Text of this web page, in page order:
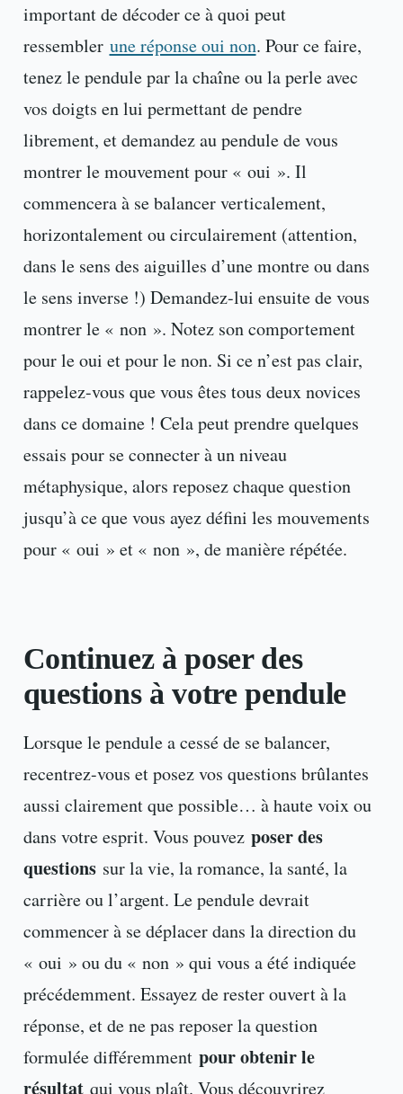
important de décoder ce à quoi peut
ressembler une réponse oui non. Pour ce faire,
tenez le pendule par la chaîne ou la perle avec
vos doigts en lui permettant de pendre
librement, et demandez au pendule de vous
montrer le mouvement pour « oui ». Il
commencera à se balancer verticalement,
horizontalement ou circulairement (attention,
dans le sens des aiguilles d’une montre ou dans
le sens inverse !) Demandez-lui ensuite de vous
montrer le « non ». Notez son comportement
pour le oui et pour le non. Si ce n’est pas clair,
rappelez-vous que vous êtes tous deux novices
dans ce domaine ! Cela peut prendre quelques
essais pour se connecter à un niveau
métaphysique, alors reposez chaque question
jusqu’à ce que vous ayez défini les mouvements
pour « oui » et « non », de manière répétée.
Continuez à poser des
questions à votre pendule
Lorsque le pendule a cessé de se balancer,
recentrez-vous et posez vos questions brûlantes
aussi clairement que possible… à haute voix ou
dans votre esprit. Vous pouvez poser des
questionssur la vie, la romance, la santé, la
carrière ou l’argent. Le pendule devrait
commencer à se déplacer dans la direction du
« oui » ou du « non » qui vous a été indiquée
précédemment. Essayez de rester ouvert à la
réponse, et de ne pas reposer la question
formulée différemment pour obtenir le
résultatqui vous plaît. Vous découvrirez